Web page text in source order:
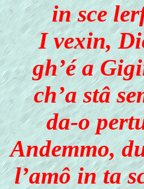
in sce
I vexin,
gh’é a
ch’a stâ
da-o
Andemmo,
l’amô in ta